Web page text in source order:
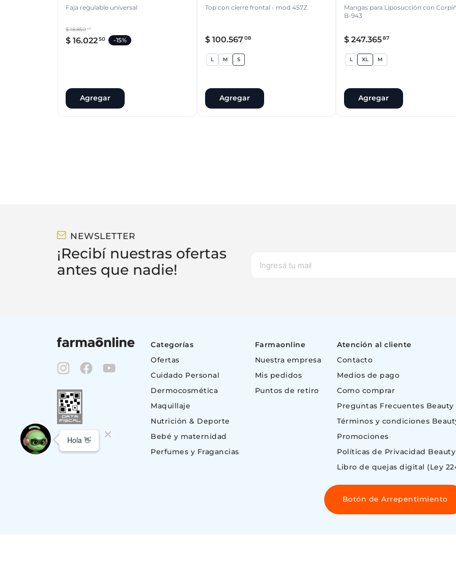
Faja regulable universal
$ 18.850 00
$ 16.02250 -15%
Agregar
Top con cierre frontal - mod 457Z
$ 100.56708
L M S
Agregar
Mangas para Liposucción con
B-943
$ 247.36587
L XL M
Agregar
NEWSLETTER
¡Recibí nuestras ofertas
antes que nadie!
Categorías
Ofertas
Cuidado Personal
Dermocosmética
Maquillaje
Nutrición & Deporte
Bebé y maternidad
Perfumes y Fragancias
Farmaonline
Nuestra empresa
Mis pedidos
Puntos de retiro
Atención al cliente
Contacto
Medios de pago
Como comprar
Preguntas Frecuentes Beauty
Términos y condiciones
Promociones
Políticas de Privacidad Beauty
Libro de quejas digital (Ley
Botón de Arrepentimiento